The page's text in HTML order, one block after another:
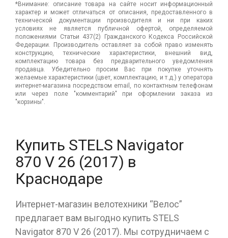
*Внимание: описание товара на сайте носит информационный
характер и может отличаться от описания, предоставленного в
технической документации производителя и ни при каких
условиях не является публичной офертой, определяемой
положениями Статьи 437(2) Гражданского Кодекса Российской
Федерации. Производитель оставляет за собой право изменять
конструкцию, технические характеристики, внешний вид,
комплектацию товара без предварительного уведомления
продавца. Убедительно просим Вас при покупке уточнять
желаемые характеристики (цвет, комплектацию, и т.д.) у оператора
интернет-магазина посредством email, по контактным телефонам
или через поле "комментарий" при оформлении заказа из
"корзины".
Купить STELS Navigator
870 V 26 (2017) в
Краснодаре
Интернет-магазин велотехники “Велос”
предлагает вам выгодно купить STELS
Navigator 870 V 26 (2017). Мы сотрудничаем с